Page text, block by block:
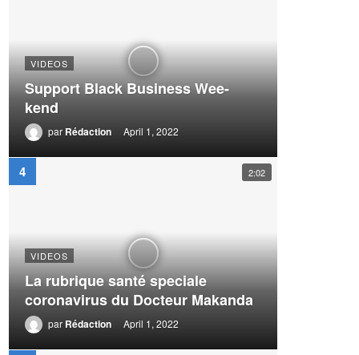
VIDEOS
Support Black Business Wee-
kend
par Rédaction April 1, 2022
2:02
VIDEOS
La rubrique santé speciale
coronavirus du Docteur Makanda
par Rédaction April 1, 2022